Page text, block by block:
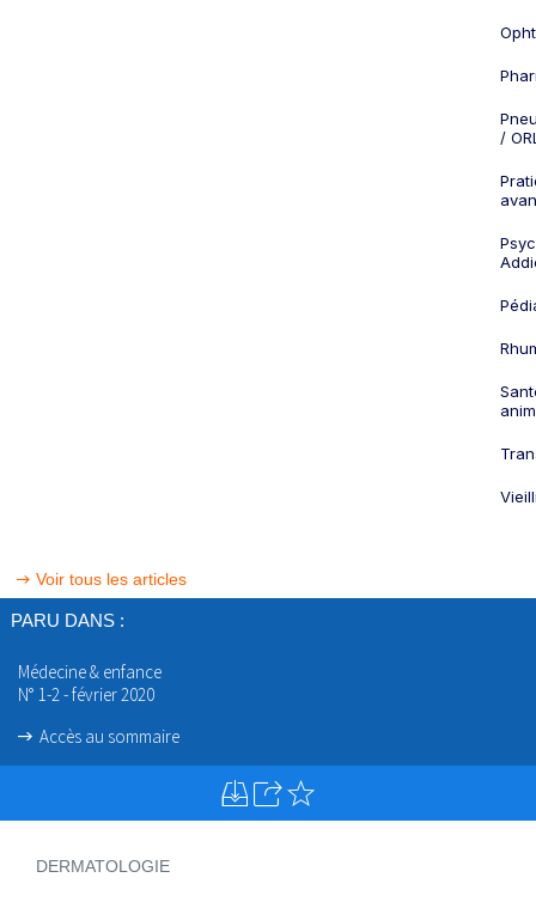
/
Voir tous les articles
PARU DANS :
Médecine & enfance
N° 1-2 - février 2020
Accès au sommaire
DERMATOLOGIE